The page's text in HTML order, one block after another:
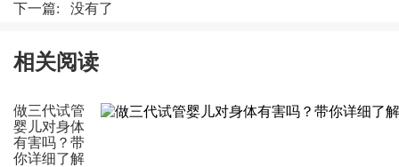
下一篇: 没有了
相关阅读
做三代试管
婴儿对身体
有害吗？带
你详细了解